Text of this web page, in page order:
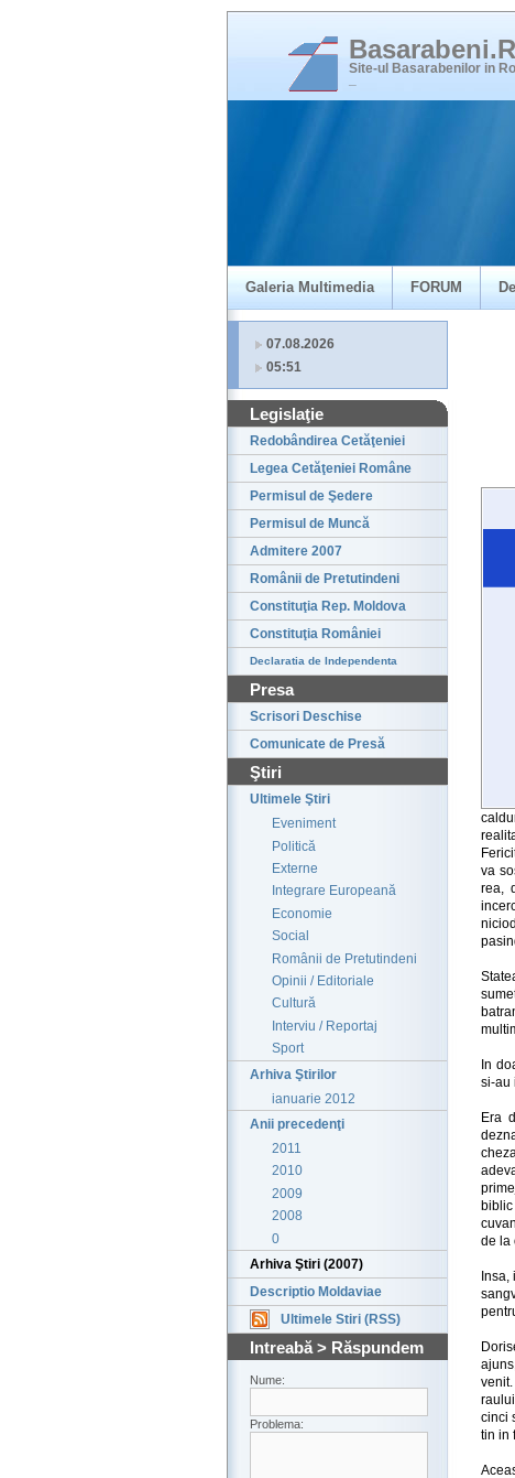
Site-ul Basarabenilor in
Galeria Multimedia FORUM
07.08.2026
05:51
Legislaţie
Redobândirea Cetăţeniei
Legea Cetăţeniei Române
Permisul de Şedere
Permisul de Muncă
Admitere 2007
Românii de Pretutindeni
Constituţia Rep. Moldova
Constituţia României
Declaratia de Independenta
Presa
Scrisori Deschise
Comunicate de Presă
Ştiri
Ultimele Ştiri
Eveniment
Politică
Externe
Integrare Europeană
Economie
Social
Românii de Pretutindeni
Opinii / Editoriale
Cultură
Interviu / Reportaj
Sport
Arhiva Ştirilor
ianuarie 2012
Anii precedenţi
2011
2010
2009
2008
0
Arhiva Ştiri (2007)
Descriptio Moldaviae
Ultimele Stiri (RSS)
Intreabă > Răspundem
Nume:
Problema:
va
rea,
In
si-au
Era
biblic
de la
Insa,
cinci
tin in